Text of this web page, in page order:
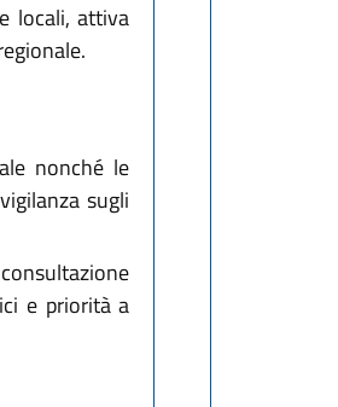
locali, attiva
nonché le
sugli
e priorità a